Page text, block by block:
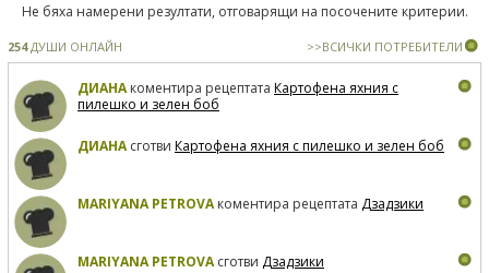
Не бяха намерени резултати, отговарящи на посочените критерии.
254ДУШИ ОНЛАЙН >>ВСИЧКИ ПОТРЕБИТЕЛИ
ДИАНАкоментира рецептата Картофена яхния с
пилешко и зелен боб
ДИАНАсготви Картофена яхния с пилешко и зелен боб
MARIYANA PETROVAкоментира рецептата Дзадзики
MARIYANA PETROVAсготви Дзадзики